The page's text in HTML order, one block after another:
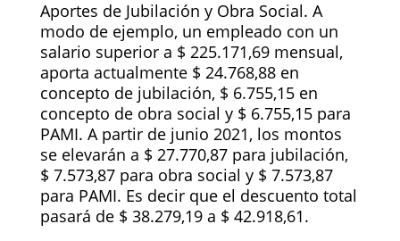
Aportes de Jubilación y Obra Social. A
modo de ejemplo, un empleado con un
salario superior a $ 225.171,69 mensual,
aporta actualmente $ 24.768,88 en
concepto de jubilación, $ 6.755,15 en
concepto de obra social y $ 6.755,15 para
PAMI. A partir de junio 2021, los montos
se elevarán a $ 27.770,87 para jubilación,
$ 7.573,87 para obra social y $ 7.573,87
para PAMI. Es decir que el descuento total
pasará de $ 38.279,19 a $ 42.918,61.